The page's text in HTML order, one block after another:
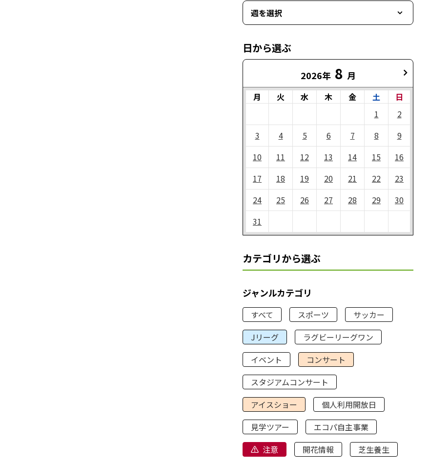
週を選択
日から選ぶ
2026年 8 月
月 火 水 木 金 土
日
1
2
3
4 5 6 7 8
9
10
11 12 13 14 15
16
17
18 19 20 21 22
23
24
25 26 27 28 29
30
31
カテゴリから選ぶ
ジャンルカテゴリ
すべて スポーツ
サッカー
Jリーグ
ラグビーリーグワン
イベント
コンサート
スタジアムコンサート
アイスショー
個人利用開放日
見学ツアー
エコパ自主事業
注意
開花情報 芝生養生